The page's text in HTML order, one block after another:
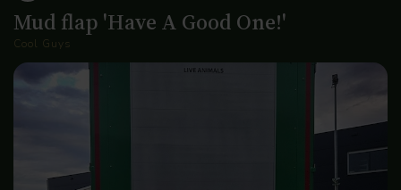
Mud flap 'Have A Good One!'
Cool Guys